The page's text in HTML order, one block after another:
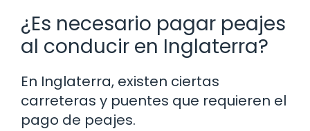
¿Es necesario pagar peajes
al conducir en Inglaterra?
En Inglaterra, existen ciertas
carreteras y puentes que requieren el
pago de peajes.